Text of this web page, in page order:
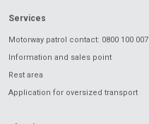
Services
Motorway patrol contact: 0800 100 007
Information and sales point
Rest area
Application for oversized transport